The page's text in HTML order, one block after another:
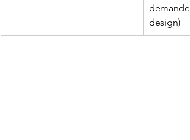
demande,
design)